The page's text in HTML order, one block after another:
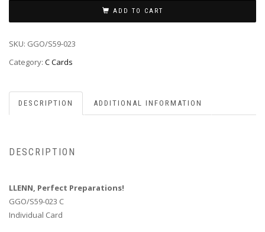
ADD TO CART
SKU: GGO/S59-023
Category: C Cards
DESCRIPTION ADDITIONAL INFORMATION
DESCRIPTION
LLENN, Perfect Preparations!
GGO/S59-023 C
Individual Card